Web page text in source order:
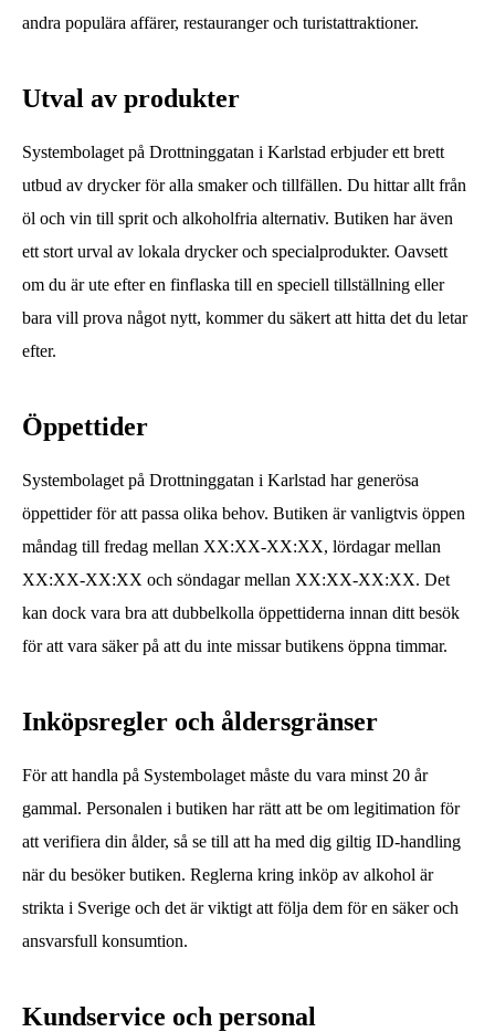
andra populära affärer, restauranger och turistattraktioner.
Utval av produkter
Systembolaget på Drottninggatan i Karlstad erbjuder ett brett
utbud av drycker för alla smaker och tillfällen. Du hittar allt från
öl och vin till sprit och alkoholfria alternativ. Butiken har även
ett stort urval av lokala drycker och specialprodukter. Oavsett
om du är ute efter en finflaska till en speciell tillställning eller
bara vill prova något nytt, kommer du säkert att hitta det du letar
efter.
Öppettider
Systembolaget på Drottninggatan i Karlstad har generösa
öppettider för att passa olika behov. Butiken är vanligtvis öppen
måndag till fredag mellan XX:XX-XX:XX, lördagar mellan
XX:XX-XX:XX och söndagar mellan XX:XX-XX:XX. Det
kan dock vara bra att dubbelkolla öppettiderna innan ditt besök
för att vara säker på att du inte missar butikens öppna timmar.
Inköpsregler och åldersgränser
För att handla på Systembolaget måste du vara minst 20 år
gammal. Personalen i butiken har rätt att be om legitimation för
att verifiera din ålder, så se till att ha med dig giltig ID-handling
när du besöker butiken. Reglerna kring inköp av alkohol är
strikta i Sverige och det är viktigt att följa dem för en säker och
ansvarsfull konsumtion.
Kundservice och personal